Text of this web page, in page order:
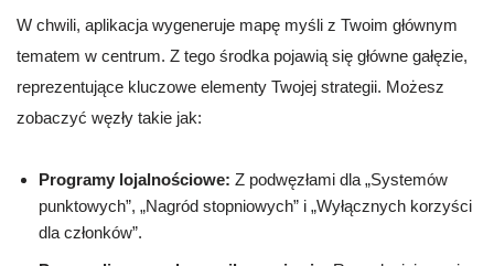
W chwili, aplikacja wygeneruje mapę myśli z Twoim głównym
tematem w centrum. Z tego środka pojawią się główne gałęzie,
reprezentujące kluczowe elementy Twojej strategii. Możesz
zobaczyć węzły takie jak:
Programy lojalnościowe: Z podwęzłami dla „Systemów
punktowych”, „Nagród stopniowych” i „Wyłącznych korzyści
dla członków”.